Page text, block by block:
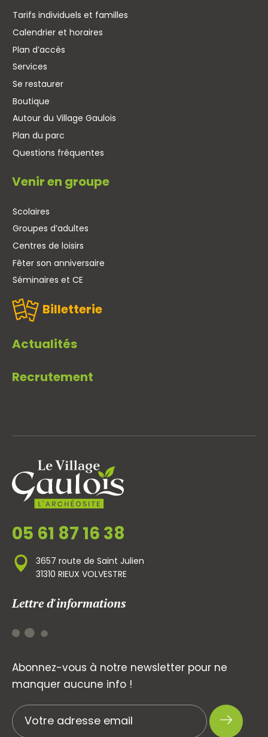
Tarifs individuels et familles
Calendrier et horaires
Plan d’accès
Services
Se restaurer
Boutique
Autour du Village Gaulois
Plan du parc
Questions fréquentes
Venir en groupe
Scolaires
Groupes d’adultes
Centres de loisirs
Fêter son anniversaire
Séminaires et CE
Billetterie
Actualités
Recrutement
05 61 87 16 38
3657 route de Saint Julien
31310 RIEUX VOLVESTRE
Lettre d'informations
Abonnez-vous à notre newsletter pour ne
manquer aucune info !